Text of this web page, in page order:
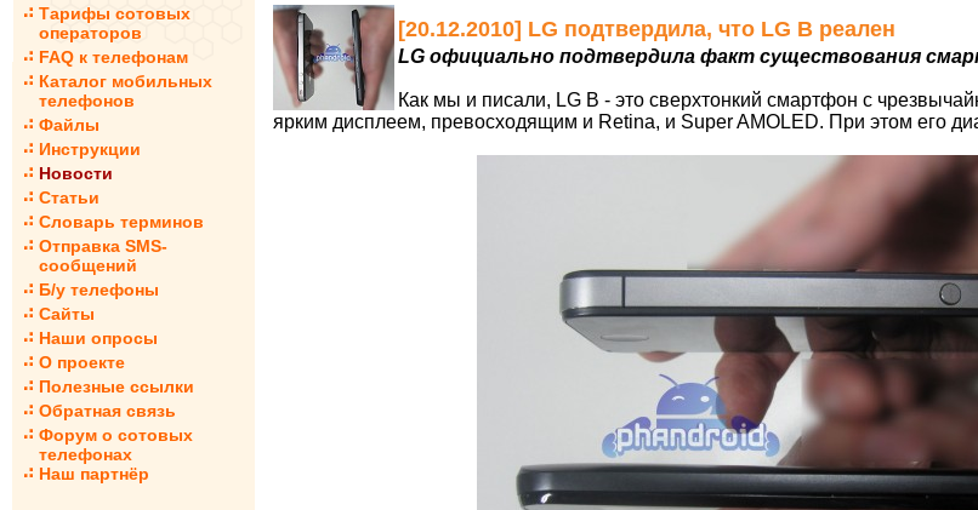
Тарифы сотовых
операторов
FAQ к телефонам
Каталог мобильных
телефонов
Файлы
Инструкции
Новости
Статьи
Словарь терминов
Отправка SMS-
сообщений
Б/у телефоны
Сайты
Наши опросы
О проекте
Полезные ссылки
Обратная связь
Форум о сотовых
телефонах
Наш партнёр
[20.12.2010] LG подтвердила, что LG B реален
LG официально подтвердила факт существования
Как мы и писали, LG B - это сверхтонкий смартфон с
ярким дисплеем, превосходящим и Retina, и Super AMOLED. При этом его